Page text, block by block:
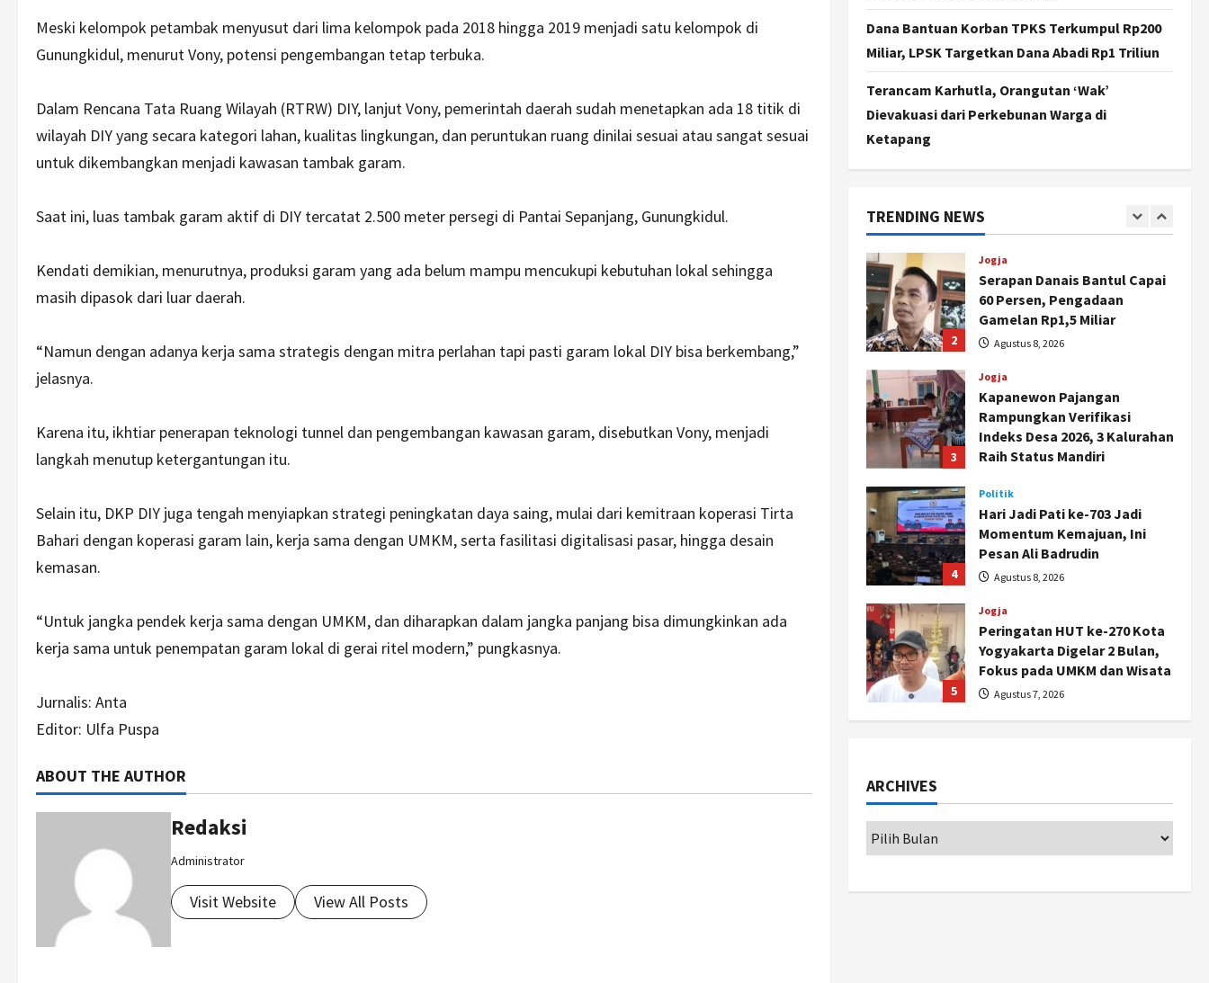
Meski kelompok petambak menyusut dari lima kelompok pada 2018 hingga 2019 menjadi satu kelompok di
Gunungkidul, menurut Vony, potensi pengembangan tetap terbuka.
Dalam Rencana Tata Ruang Wilayah (RTRW) DIY, lanjut Vony, pemerintah daerah sudah menetapkan ada 18 titik di
wilayah DIY yang secara kategori lahan, kualitas lingkungan, dan peruntukan ruang dinilai sesuai atau sangat sesuai
untuk dikembangkan menjadi kawasan tambak garam.
Saat ini, luas tambak garam aktif di DIY tercatat 2.500 meter persegi di Pantai Sepanjang, Gunungkidul.
Kendati demikian, menurutnya, produksi garam yang ada belum mampu mencukupi kebutuhan lokal sehingga
masih dipasok dari luar daerah.
“Namun dengan adanya kerja sama strategis dengan mitra perlahan tapi pasti garam lokal DIY bisa berkembang,”
jelasnya.
Karena itu, ikhtiar penerapan teknologi tunnel dan pengembangan kawasan garam, disebutkan Vony, menjadi
langkah menutup ketergantungan itu.
Selain itu, DKP DIY juga tengah menyiapkan strategi peningkatan daya saing, mulai dari kemitraan koperasi Tirta
Bahari dengan koperasi garam lain, kerja sama dengan UMKM, serta fasilitasi digitalisasi pasar, hingga desain
kemasan.
“Untuk jangka pendek kerja sama dengan UMKM, dan diharapkan dalam jangka panjang bisa dimungkinkan ada
kerja sama untuk penempatan garam lokal di gerai ritel modern,” pungkasnya.
Jurnalis: Anta
Editor: Ulfa Puspa
ABOUT THE AUTHOR
Redaksi
Administrator
Visit Website View All Posts
Dana Bantuan Korban TPKS Terkumpul Rp200
Miliar, LPSK Targetkan Dana Abadi Rp1 Triliun
Terancam Karhutla, Orangutan ‘Wak’
Dievakuasi dari Perkebunan Warga di
Ketapang
TRENDING NEWS
Jogja
Peringatan HUT ke-270 Kota
Yogyakarta Digelar 2 Bulan,
Fokus pada UMKM dan Wisata
Agustus 7, 2026
1
Triliun
2
Jogja
Serapan Danais Bantul Capai
60 Persen, Pengadaan
Gamelan Rp1,5 Miliar
Agustus 8, 2026
3
Jogja
Kapanewon Pajangan
Rampungkan Verifikasi
Indeks Desa 2026, 3 Kalurahan
Raih Status Mandiri
4
Politik
Hari Jadi Pati ke-703 Jadi
Momentum Kemajuan, Ini
Pesan Ali Badrudin
Agustus 8, 2026
5
Jogja
Peringatan HUT ke-270 Kota
Yogyakarta Digelar 2 Bulan,
Fokus pada UMKM dan Wisata
Agustus 7, 2026
1
Triliun
ARCHIVES